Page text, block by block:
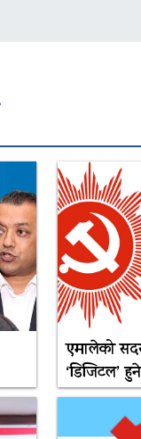
एमालेको
‘डिजिटल’ हुने